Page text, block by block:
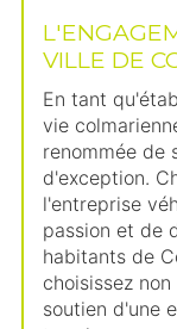
VILLE DE
En tant
vie
renommée de
d'exception.
l'entreprise
passion et de
habitants de
choisissez
soutien d'une